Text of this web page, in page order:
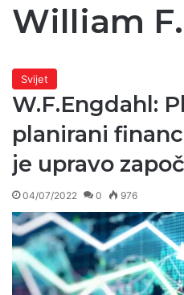
William
Svijet
W.F.Engdahl:
planirani
je upravo
04/07/2022 0 976